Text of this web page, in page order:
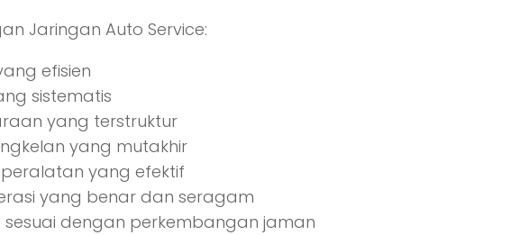
Jaringan Auto Service:
efisien
sistematis
yang terstruktur
yang mutakhir
yang efektif
yang benar dan seragam
dengan perkembangan jaman